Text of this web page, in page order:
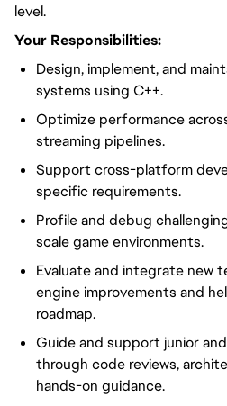
level.
Your Responsibilities:
Design, implement, and
systems using C++.
Optimize performance
streaming pipelines.
Support cross-platform
specific requirements.
Profile and debug
scale game environments.
Evaluate and integrate new
engine improvements and
roadmap.
Guide and support junior
through code reviews,
hands-on guidance.